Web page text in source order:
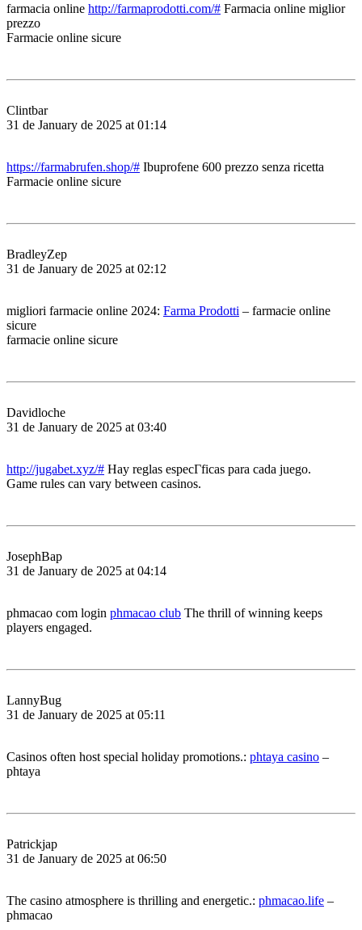
farmacia online http://farmaprodotti.com/# Farmacia online miglior
prezzo
Farmacie online sicure
Clintbar
31 de January de 2025 at 01:14
https://farmabrufen.shop/# Ibuprofene 600 prezzo senza ricetta
Farmacie online sicure
BradleyZep
31 de January de 2025 at 02:12
migliori farmacie online 2024: Farma Prodotti – farmacie online
sicure
farmacie online sicure
Davidloche
31 de January de 2025 at 03:40
http://jugabet.xyz/# Hay reglas especГ­ficas para cada juego.
Game rules can vary between casinos.
JosephBap
31 de January de 2025 at 04:14
phmacao com login phmacao club The thrill of winning keeps
players engaged.
LannyBug
31 de January de 2025 at 05:11
Casinos often host special holiday promotions.: phtaya casino –
phtaya
Patrickjap
31 de January de 2025 at 06:50
The casino atmosphere is thrilling and energetic.: phmacao.life –
phmacao